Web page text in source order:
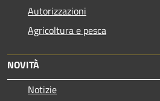
Autorizzazioni
Agricoltura e pesca
NOVITÀ
Notizie